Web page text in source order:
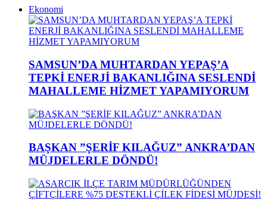
Ekonomi
SAMSUN’DA MUHTARDAN YEPAŞ’A
TEPKİ ENERJİ BAKANLIĞINA SESLENDİ
MAHALLEME HİZMET YAPAMIYORUM
BAŞKAN ”ŞERİF KILAĞUZ” ANKRA’DAN
MÜJDELERLE DÖNDÜ!